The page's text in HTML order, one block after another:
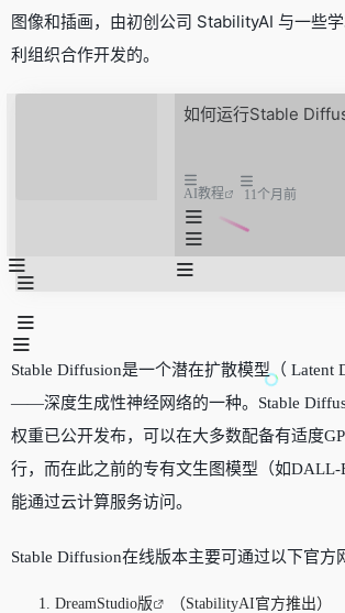
图像和插画，由初创公司 StabilityAI 与一些
利组织合作开发的。
AI教程 11个月前
Stable Diffusion是一个潜在扩散模型（ Latent
——深度生成性神经网络的一种。Stable
权重已公开发布，可以在大多数配备有适度
行，而在此之前的专有文生图模型（如DALL-
能通过云计算服务访问。
Stable Diffusion在线版本主要可通过以下官方
DreamStudio版
（StabilityAI官方推出）